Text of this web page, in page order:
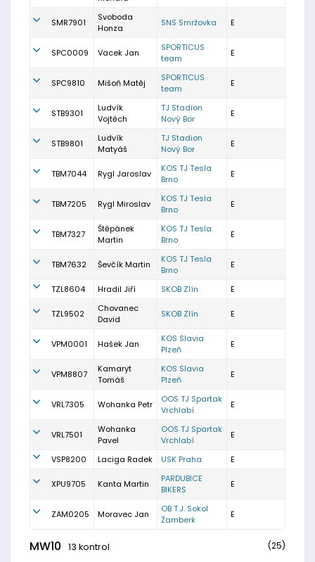
SMR7901
Svoboda
Honza
SNS Smržovka E
SPC0009 Vacek Jan
SPORTICUS
team
E
SPC9810 Mišoň Matěj
SPORTICUS
team
E
STB9301
Ludvík
Vojtěch
TJ Stadion
Nový Bor
E
STB9801
Ludvík
Matyáš
TJ Stadion
Nový Bor
E
TBM7044 Rygl Jaroslav
KOS TJ Tesla
Brno
E
TBM7205 Rygl Miroslav
KOS TJ Tesla
Brno
E
TBM7327
Štěpánek
Martin
KOS TJ Tesla
Brno
E
TBM7632 Ševčík Martin
KOS TJ Tesla
Brno
E
TZL8604 Hradil Jiří SKOB Zlín E
TZL9502
Chovanec
David
SKOB Zlín E
VPM0001 Hašek Jan
KOS Slavia
Plzeň
E
VPM8807
Kamaryt
Tomáš
KOS Slavia
Plzeň
E
VRL7305 Wohanka Petr
OOS TJ Spartak
Vrchlabí
E
VRL7501
Wohanka
Pavel
OOS TJ Spartak
Vrchlabí
E
VSP8200 Laciga Radek USK Praha E
XPU9705 Kanta Martin
PARDUBICE
BIKERS
E
ZAM0205 Moravec Jan
OB T.J. Sokol
Žamberk
E
MW10 13 kontrol (25)